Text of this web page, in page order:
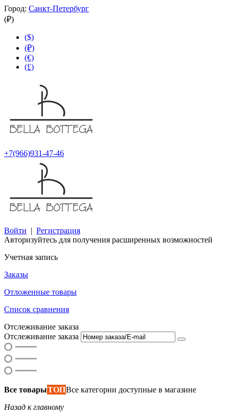
Город: Санкт-Петербург
(₽)
($)
(₽)
(€)
(£)
+7(966)931-47-46
Войти | Регистрация
Авторизуйтесь для получения расширенных возможностей
Учетная запись
Заказы
Отложенные товары
Список сравнения
Отслеживание заказа
Отслеживание заказа
Все товарыТОПВсе категории доступные в магазине
Назад к главному